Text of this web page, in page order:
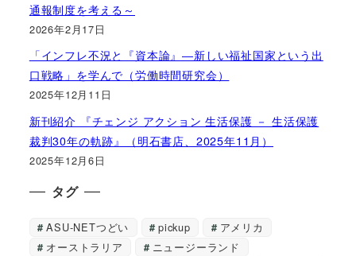
通報制度を考える～
2026年2月17日
「インフレ不況と『資本論』―新しい福祉国家という出
口戦略」を学んで（労働時間研究会）
2025年12月11日
新刊紹介 『チェンジ アクション 生活保護 － 生活保護
裁判30年の軌跡』（明石書店、2025年11月）
2025年12月6日
タグ
ASU-NETつどい pickup
アメリカ
オーストラリア
ニュージーランド